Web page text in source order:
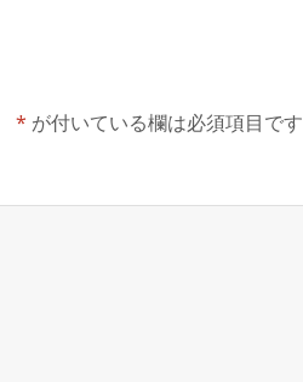
* が付いている欄は必須項目です